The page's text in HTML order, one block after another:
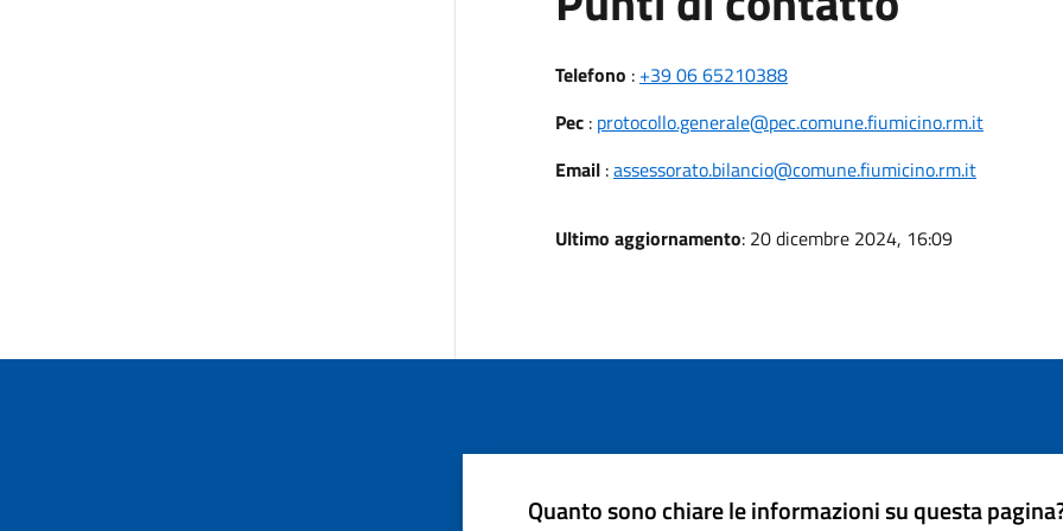
Telefono : +39 06 65210388
Pec: protocollo.generale@pec.comune.fiumicino.rm.it
Email:assessorato.bilancio@comune.fiumicino.rm.it
Ultimo aggiornamento: 20 dicembre 2024, 16:09
Quanto sono chiare le informazioni su questa